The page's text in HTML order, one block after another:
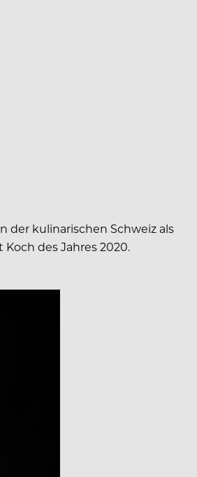
der kulinarischen Schweiz als
des Jahres 2020.